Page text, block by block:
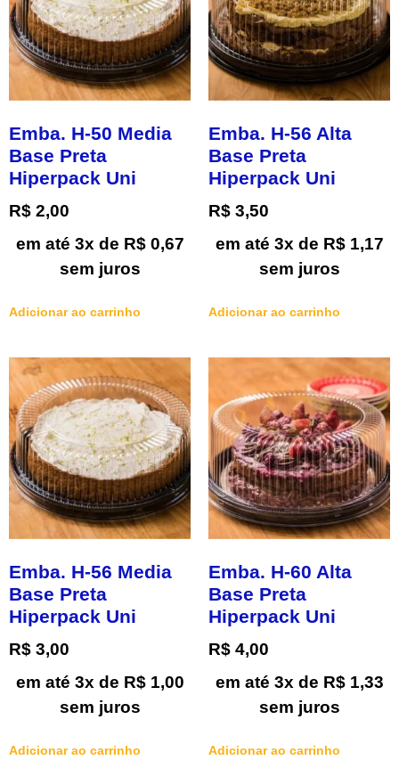
Emba. H-50 Media
Base Preta
Hiperpack Uni
R$ 2,00
em até 3x de R$0,67
sem juros
Adicionar ao carrinho
Emba. H-56 Alta
Base Preta
Hiperpack Uni
R$ 3,50
em até 3x de R$1,17
sem juros
Adicionar ao carrinho
Emba. H-56 Media
Base Preta
Hiperpack Uni
R$ 3,00
em até 3x de R$1,00
sem juros
Adicionar ao carrinho
Emba. H-60 Alta
Base Preta
Hiperpack Uni
R$ 4,00
em até 3x de R$1,33
sem juros
Adicionar ao carrinho